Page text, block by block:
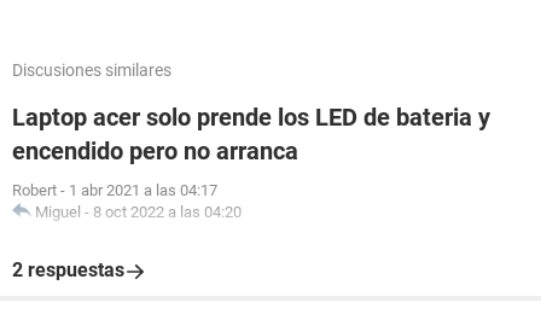
Discusiones similares
Laptop acer solo prende los LED de bateria y
encendido pero no arranca
Robert - 1 abr 2021 a las 04:17
Miguel - 8 oct 2022 a las 04:20
2 respuestas